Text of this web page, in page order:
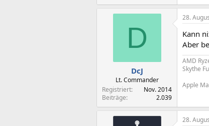
D
DcJ
Lt. Commander
Registriert
Nov. 2014
Beiträge
2.039
28.
Kann
Aber
AMD
Skythe
Apple
28.